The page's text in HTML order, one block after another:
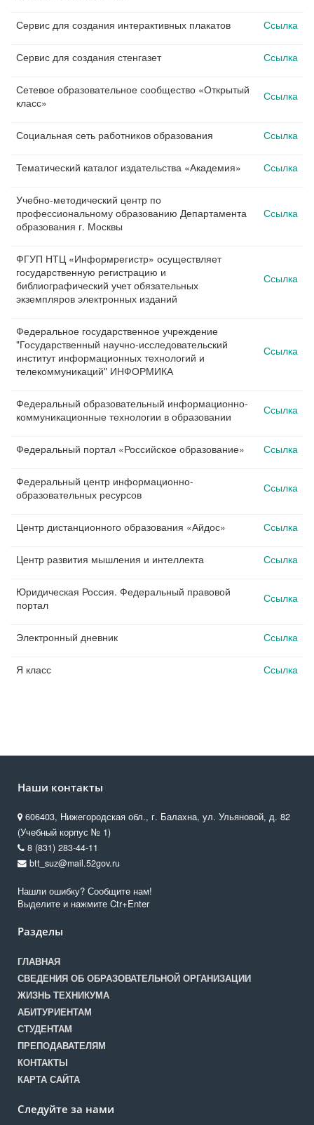
Сервис для создания интерактивных плакатов Ссылка
Сервис для создания стенгазет Ссылка
Сетевое образовательное сообщество «Открытый
класс»
Ссылка
Социальная сеть работников образования Ссылка
Тематический каталог издательства «Академия» Ссылка
Учебно-методический центр по
профессиональному образованию Департамента
образования г. Москвы
Ссылка
ФГУП НТЦ «Информрегистр» осуществляет
государственную регистрацию и
библиографический учет обязательных
экземпляров электронных изданий
Ссылка
Федеральное государственное учреждение
"Государственный научно-исследовательский
институт информационных технологий и
телекоммуникаций" ИНФОРМИКА
Ссылка
Федеральный образовательный информационно-
коммуникационные технологии в образовании
Ссылка
Федеральный портал «Российское образование» Ссылка
Федеральный центр информационно-
образовательных ресурсов
Ссылка
Центр дистанционного образования «Айдос» Ссылка
Центр развития мышления и интеллекта Ссылка
Юридическая Россия. Федеральный правовой
портал
Ссылка
Электронный дневник Ссылка
Я класс Ссылка
Наши контакты
606403, Нижегородская обл., г. Балахна, ул. Ульяновой, д. 82
(Учебный корпус № 1)
8 (831) 283-44-11
btt_suz@mail.52gov.ru
Нашли ошибку? Сообщите нам!
Выделите и нажмите Ctr+Enter
Разделы
ГЛАВНАЯ
СВЕДЕНИЯ ОБ ОБРАЗОВАТЕЛЬНОЙ ОРГАНИЗАЦИИ
ЖИЗНЬ ТЕХНИКУМА
АБИТУРИЕНТАМ
СТУДЕНТАМ
ПРЕПОДАВАТЕЛЯМ
КОНТАКТЫ
КАРТА САЙТА
Следуйте за нами